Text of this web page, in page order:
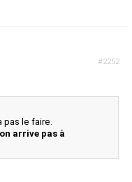
#2252
pas le faire.
on arrive pas à